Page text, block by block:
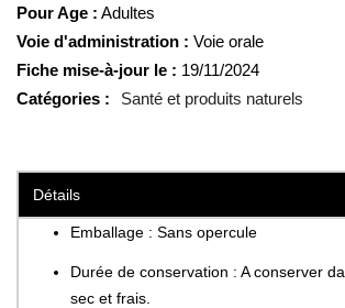
Pour Age : Adultes
Voie d'administration : Voie orale
Fiche mise-à-jour le : 19/11/2024
Catégories :
Santé et produits naturels
Détails
Emballage : Sans opercule
Durée de conservation : A conserver
sec et frais.